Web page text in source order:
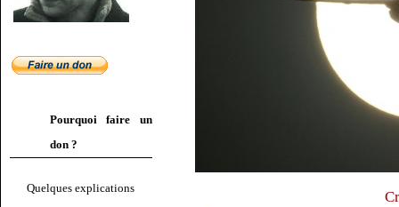
Pourquoi faire un
don ?
Quelques explications